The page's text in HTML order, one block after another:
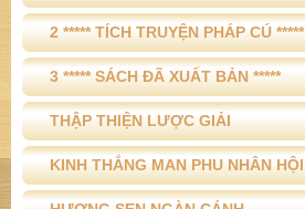
2 ***** TÍCH TRUYỆN PHÁP CÚ *****
3 ***** SÁCH ĐÃ XUẤT BẢN *****
THẬP THIỆN LƯỢC GIẢI
KINH THẮNG MAN PHU NHÂN HỘI